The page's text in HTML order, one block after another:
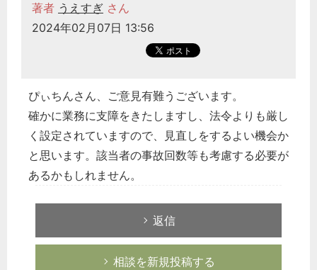
著者 うえすぎ さん
2024年02月07日 13:56
ぴぃちんさん、ご意見有難うございます。
確かに業務に支障をきたしますし、法令よりも厳し
く設定されていますので、見直しをするよい機会か
と思います。該当者の事故回数等も考慮する必要が
あるかもしれません。
返信
相談を新規投稿する
どのカテゴリーに投稿しますか？
選択してください
労務管理